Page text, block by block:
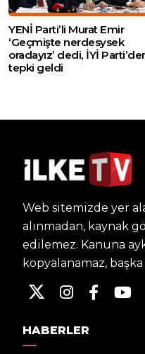
YENİ Parti’li Murat Emir
‘Geçmişte nerdesysek
oradayız’ dedi, İYİ
tepki geldi
Web sitemizde yer
alınmadan, kaynak
edilemez. Kanuna
kopyalanamaz,
HABERLER